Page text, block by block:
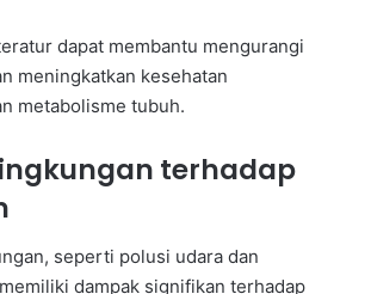
dapat membantu mengurangi
meningkatkan kesehatan
metabolisme tubuh.
terhadap
seperti polusi udara dan
dampak signifikan terhadap